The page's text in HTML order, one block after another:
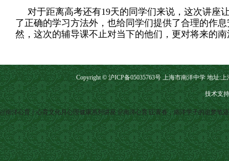
对于距离高考还有19天的同学们来说，这次讲座
了正确的学习方法外，也给同学们提供了合理的作
然，这次的辅导课不止对当下的他们，更对将来的
Copyright © 沪ICP备05035763号 上海市南洋中学 地址:上
技术支
@南洋心育｜心育文化月心理健康系列讲座 @南洋心育∣正青春，南洋学子的追梦笔迹